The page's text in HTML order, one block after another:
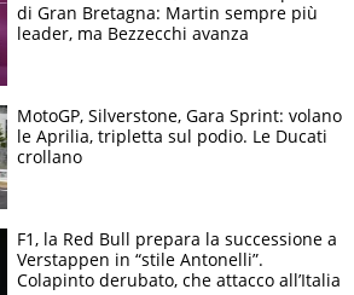
di Gran Bretagna: Martin sempre più
leader, ma Bezzecchi avanza
MotoGP, Silverstone, Gara Sprint: volano
le Aprilia, tripletta sul podio. Le Ducati
crollano
F1, la Red Bull prepara la successione a
Verstappen in “stile Antonelli”.
Colapinto derubato, che attacco all’Italia